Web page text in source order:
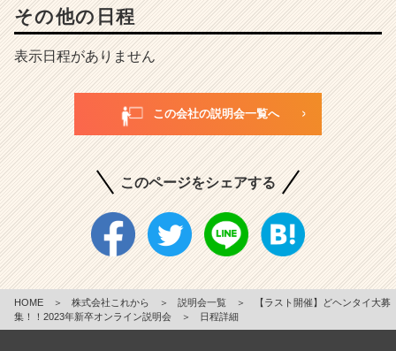
その他の日程
表示日程がありません
この会社の説明会一覧へ
このページをシェアする
HOME ＞ 株式会社これから ＞ 説明会一覧 ＞
【ラスト開催】どヘンタイ大募
集！！2023年新卒オンライン説明会
＞ 日程詳細